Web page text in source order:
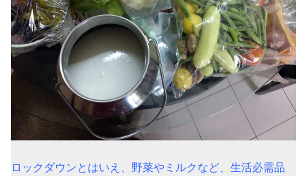
ロックダウンとはいえ、野菜やミルクなど、生活必需品